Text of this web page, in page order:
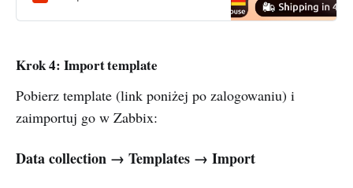
Krok 4: Import template
Pobierz template (link poniżej po zalogowaniu) i
zaimportuj go w Zabbix:
Data collection → Templates → Import